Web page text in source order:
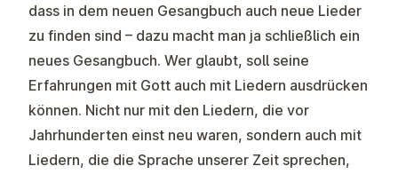
dass in dem neuen Gesangbuch auch neue Lieder
zu finden sind – dazu macht man ja schließlich ein
neues Gesangbuch. Wer glaubt, soll seine
Erfahrungen mit Gott auch mit Liedern ausdrücken
können. Nicht nur mit den Liedern, die vor
Jahrhunderten einst neu waren, sondern auch mit
Liedern, die die Sprache unserer Zeit sprechen,